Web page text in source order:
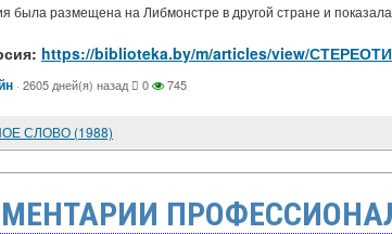
была размещена на Либмонстре в другой стране и
https://biblioteka.by/m/articles/view/
· 2605 дней(я) назад 0 745
СЛОВО (1988)